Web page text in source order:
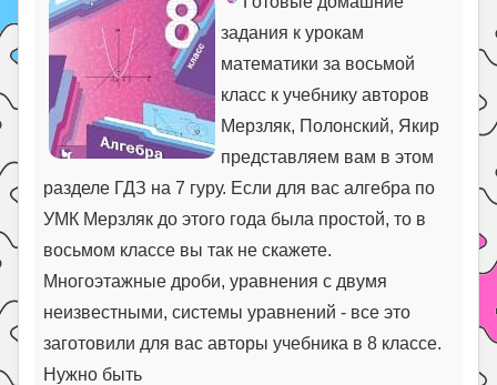
задания к урокам
математики за восьмой
класс к учебнику авторов
Мерзляк, Полонский, Якир
представляем вам в этом
разделе ГДЗ на 7 гуру. Если для вас алгебра по
УМК Мерзляк до этого года была простой, то в
восьмом классе вы так не скажете.
Многоэтажные дроби, уравнения с двумя
неизвестными, системы уравнений - все это
заготовили для вас авторы учебника в 8 классе.
Нужно быть